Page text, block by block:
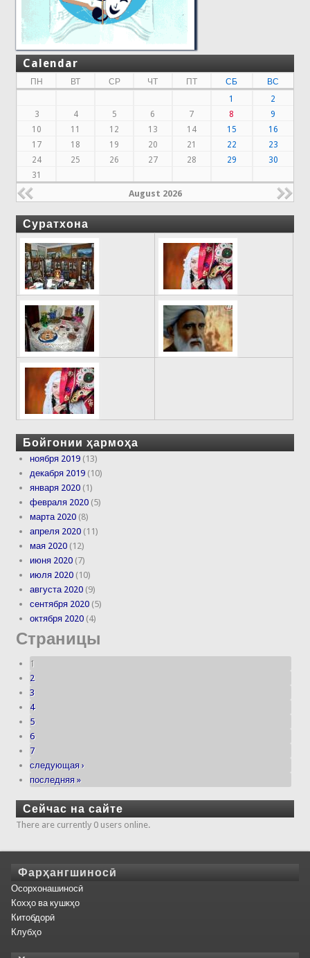
Calendar
ПН ВТ СР ЧТ ПТ СБ
ВС
1
2
3
4 5 6 7 8
9
10
11 12 13 14 15
16
17
18 19 20 21 22
23
24
25 26 27 28 29
30
31
August 2026
Суратхона
Бойгонии ҳармоҳа
ноября 2019 (13)
декабря 2019 (10)
января 2020 (1)
февраля 2020 (5)
марта 2020 (8)
апреля 2020 (11)
мая 2020 (12)
июня 2020 (7)
июля 2020 (10)
августа 2020 (9)
сентября 2020 (5)
октября 2020 (4)
Страницы
1
2
3
4
5
6
7
следующая ›
последняя »
Сейчас на сайте
There are currently 0 users online.
Фарҳангшиносӣ
Осорхонашиносӣ
Кохҳо ва кушкҳо
Китобдорӣ
Клубҳо